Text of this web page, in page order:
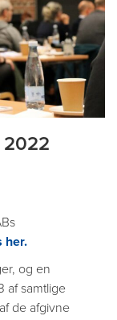
2022
her.
og en
samtlige
de afgivne